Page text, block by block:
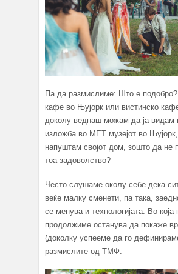
Па да размислиме: Што е
кафе во Њујорк или вистинско
доколу веднаш можам да ја видам
изложба во МЕТ музејот во
напуштам својот дом, зошто да не
тоа задоволство?
Често слушаме околу себе дека
веќе малку сменети, па така,
се менува и технологијата. Во која
продолжиме останува да покаже
(доколку успееме да го
размислите од ТМФ.